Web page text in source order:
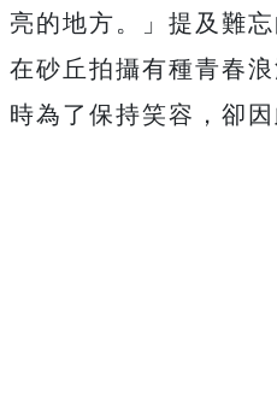
亮的地方。」提及難忘
在砂丘拍攝有種青春浪
時為了保持笑容，卻